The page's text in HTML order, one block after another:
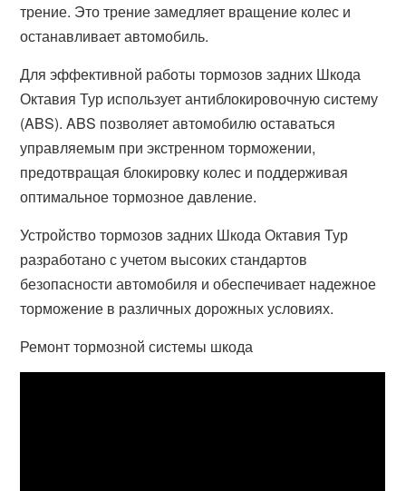
трение. Это трение замедляет вращение колес и
останавливает автомобиль.
Для эффективной работы тормозов задних Шкода
Октавия Тур использует антиблокировочную систему
(ABS). ABS позволяет автомобилю оставаться
управляемым при экстренном торможении,
предотвращая блокировку колес и поддерживая
оптимальное тормозное давление.
Устройство тормозов задних Шкода Октавия Тур
разработано с учетом высоких стандартов
безопасности автомобиля и обеспечивает надежное
торможение в различных дорожных условиях.
Ремонт тормозной системы шкода